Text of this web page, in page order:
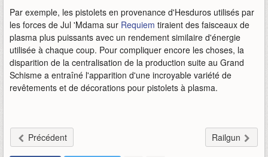
Par exemple, les pistolets en provenance d'Hesduros utilisés par
les forces de Jul 'Mdama sur Requiem tiraient des faisceaux de
plasma plus puissants avec un rendement similaire d'énergie
utilisée à chaque coup. Pour compliquer encore les choses, la
disparition de la centralisation de la production suite au Grand
Schisme a entraîné l'apparition d'une incroyable variété de
revêtements et de décorations pour pistolets à plasma.
Précédent Railgun